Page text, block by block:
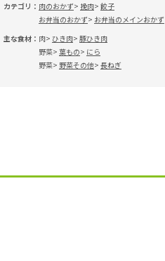
カテゴリ： 肉のおかず 挽肉 餃子
お弁当のおかず
お弁当のメインおかず
主な食材： 肉 ひき肉 豚ひき肉
野菜 葉もの
にら
野菜
野菜その他 長ねぎ